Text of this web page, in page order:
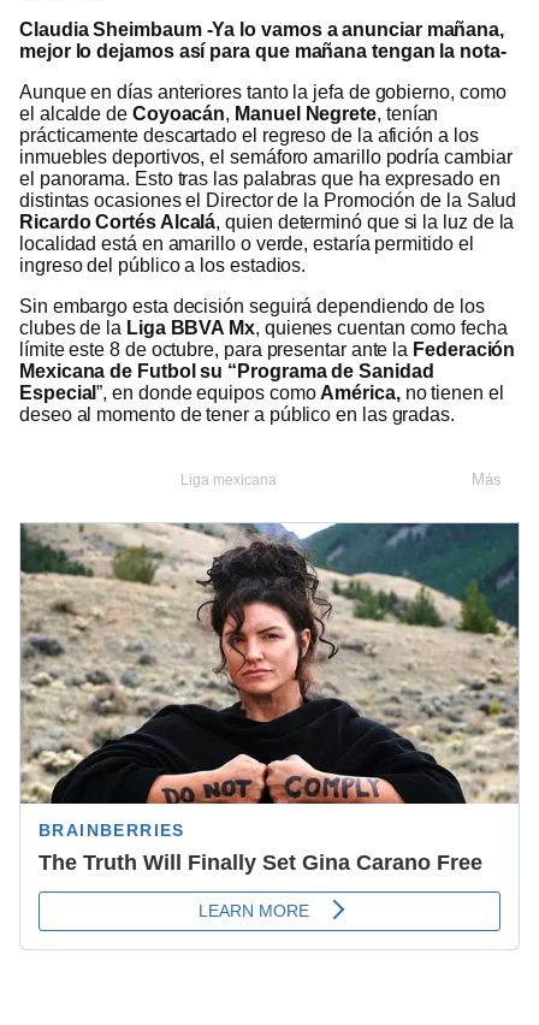
Claudia Sheimbaum -Ya lo vamos a anunciar mañana,
mejor lo dejamos así para que mañana tengan la nota-
Aunque en días anteriores tanto la jefa de gobierno, como
el alcalde de Coyoacán, Manuel Negrete, tenían
prácticamente descartado el regreso de la afición a los
inmuebles deportivos, el semáforo amarillo podría cambiar
el panorama. Esto tras las palabras que ha expresado en
distintas ocasiones el Director de la Promoción de la Salud
Ricardo Cortés Alcalá, quien determinó que si la luz de la
localidad está en amarillo o verde, estaría permitido el
ingreso del público a los estadios.
Sin embargo esta decisión seguirá dependiendo de los
clubes de la Liga BBVA Mx, quienes cuentan como fecha
límite este 8 de octubre, para presentar ante la Federación
Mexicana de Futbol su “Programa de Sanidad
Especial”, en donde equipos comoAmérica,no tienen el
deseo al momento de tener a público en las gradas.
Más
Liga mexicana
Verano Guardianes 2020